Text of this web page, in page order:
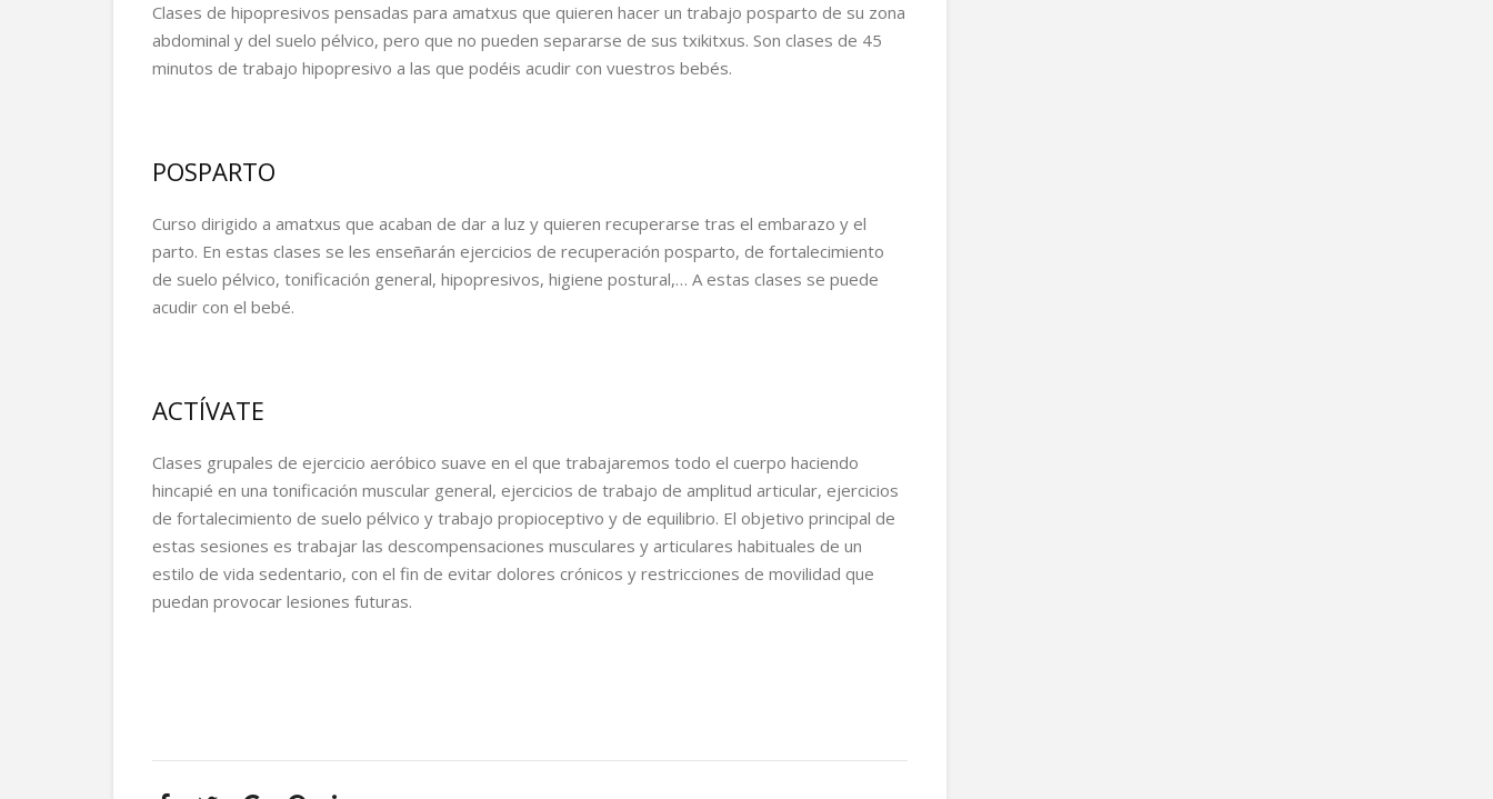
Clases de hipopresivos pensadas para amatxus que quieren hacer un trabajo posparto de su zona
abdominal y del suelo pélvico, pero que no pueden separarse de sus txikitxus. Son clases de 45
minutos de trabajo hipopresivo a las que podéis acudir con vuestros bebés.
POSPARTO
Curso dirigido a amatxus que acaban de dar a luz y quieren recuperarse tras el embarazo y el
parto. En estas clases se les enseñarán ejercicios de recuperación posparto, de fortalecimiento
de suelo pélvico, tonificación general, hipopresivos, higiene postural,… A estas clases se puede
acudir con el bebé.
ACTÍVATE
Clases grupales de ejercicio aeróbico suave en el que trabajaremos todo el cuerpo haciendo
hincapié en una tonificación muscular general, ejercicios de trabajo de amplitud articular, ejercicios
de fortalecimiento de suelo pélvico y trabajo propioceptivo y de equilibrio. El objetivo principal de
estas sesiones es trabajar las descompensaciones musculares y articulares habituales de un
estilo de vida sedentario, con el fin de evitar dolores crónicos y restricciones de movilidad que
puedan provocar lesiones futuras.